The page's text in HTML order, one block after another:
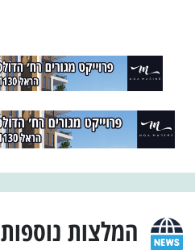
המלצות נוספות